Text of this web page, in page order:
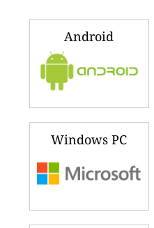
Android
Windows PC